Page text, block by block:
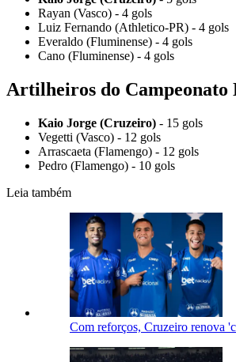
Rayan (Vasco) - 4 gols
Luiz Fernando (Athletico-PR) - 4 gols
Everaldo (Fluminense) - 4 gols
Cano (Fluminense) - 4 gols
Artilheiros do Campeonato
Kaio Jorge (Cruzeiro) - 15 gols
Vegetti (Vasco) - 12 gols
Arrascaeta (Flamengo) - 12 gols
Pedro (Flamengo) - 10 gols
Leia também
Com reforços, Cruzeiro renova